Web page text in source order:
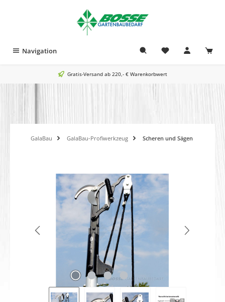
Navigation
Gratis-Versand ab 220,- € Warenkorbwert
GalaBau GalaBau-Profiwerkzeug Scheren und Sägen
Bildergalerie überspringen